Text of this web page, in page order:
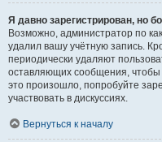
Я давно зарегистрирован, но
Возможно, администратор по
удалил вашу учётную запись.
периодически удаляют
оставляющих сообщения,
это произошло, попробуйте
участвовать в дискуссиях.
Вернуться к началу